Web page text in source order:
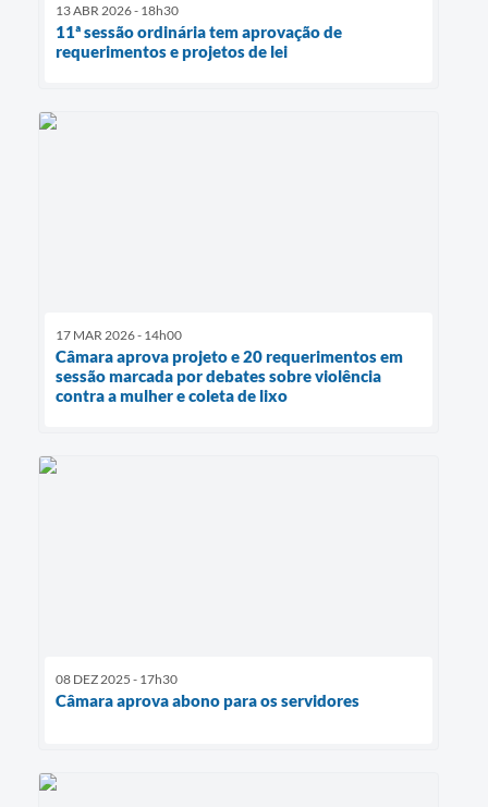
13 ABR 2026 - 18h30
11ª sessão ordinária tem aprovação de
requerimentos e projetos de lei
17 MAR 2026 - 14h00
Câmara aprova projeto e 20 requerimentos em
sessão marcada por debates sobre violência
contra a mulher e coleta de lixo
08 DEZ 2025 - 17h30
Câmara aprova abono para os servidores